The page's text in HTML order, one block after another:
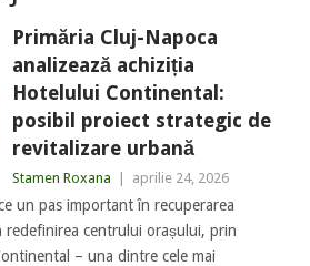
Primăria Cluj-Napoca
analizează achiziția
Hotelului Continental:
posibil proiect strategic de
revitalizare urbană
Stamen Roxana aprilie 24, 2026
un pas important în recuperarea
centrului orașului, prin
– una dintre cele mai